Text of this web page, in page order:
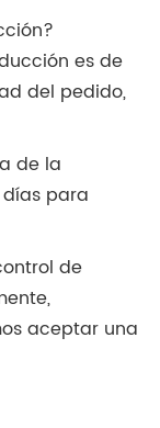
es de
del pedido,
de la
días para
de
aceptar una